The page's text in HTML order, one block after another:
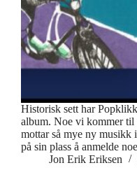
Historisk sett har
album. Noe vi kommer
mottar så mye ny musikk
på sin plass å anmelde
Jon Erik Eriksen